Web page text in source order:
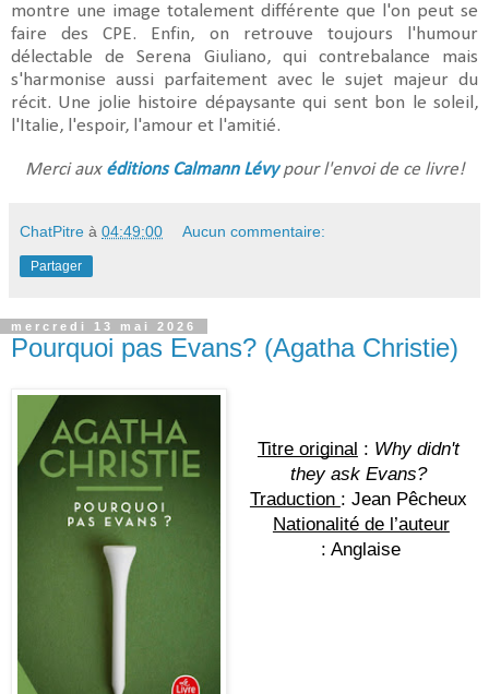
montre une image totalement différente que l'on peut se
faire des CPE. Enfin, on retrouve toujours l'humour
délectable de Serena Giuliano, qui contrebalance mais
s'harmonise aussi parfaitement avec le sujet majeur du
récit. Une jolie histoire dépaysante qui sent bon le soleil,
l'Italie, l'espoir, l'amour et l'amitié.
Merci aux éditions Calmann Lévy pour l'envoi de ce livre!
ChatPitre à 04:49:00 Aucun commentaire:
Partager
mercredi 13 mai 2026
Pourquoi pas Evans? (Agatha Christie)
Titre original : Why didn't
they ask Evans?
Traduction : Jean Pêcheux
Nationalité de l’auteur
: Anglaise